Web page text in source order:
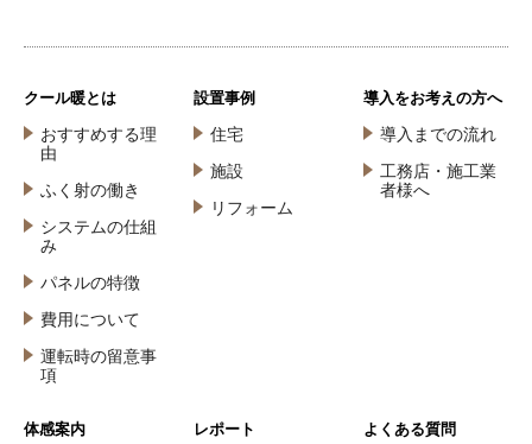
クール暖とは
おすすめする理
由
ふく射の働き
システムの仕組
み
パネルの特徴
費用について
運転時の留意事
項
設置事例
住宅
施設
リフォーム
導入をお考えの方へ
導入までの流れ
工務店・施工業
者様へ
体感案内 レポート よくある質問